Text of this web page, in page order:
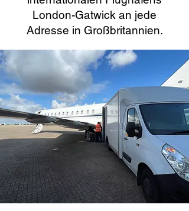
London-Gatwick an jede
Adresse in Großbritannien.